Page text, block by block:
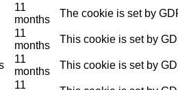
11
months
The cookie is set by
11
months
This cookie is set by
11
months
This cookie is set by
11